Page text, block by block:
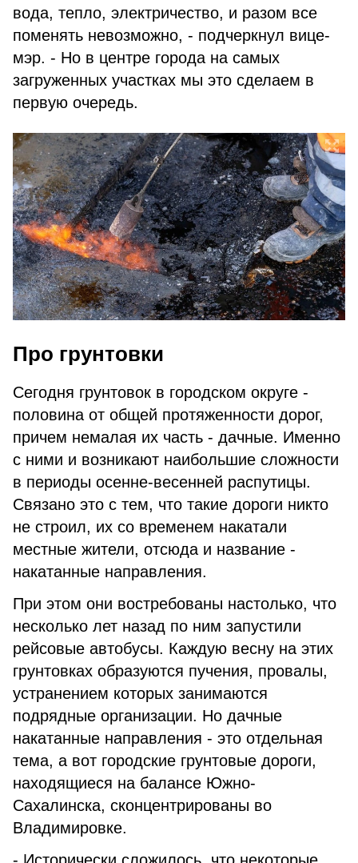
вода, тепло, электричество, и разом все
поменять невозможно, - подчеркнул вице-
мэр. - Но в центре города на самых
загруженных участках мы это сделаем в
первую очередь.
Про грунтовки
Сегодня грунтовок в городском округе -
половина от общей протяженности дорог,
причем немалая их часть - дачные. Именно
с ними и возникают наибольшие сложности
в периоды осенне-весенней распутицы.
Связано это с тем, что такие дороги никто
не строил, их со временем накатали
местные жители, отсюда и название -
накатанные направления.
При этом они востребованы настолько, что
несколько лет назад по ним запустили
рейсовые автобусы. Каждую весну на этих
грунтовках образуются пучения, провалы,
устранением которых занимаются
подрядные организации. Но дачные
накатанные направления - это отдельная
тема, а вот городские грунтовые дороги,
находящиеся на балансе Южно-
Сахалинска, сконцентрированы во
Владимировке.